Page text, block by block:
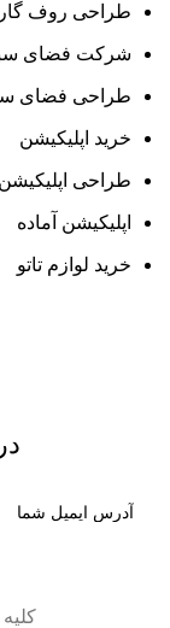
طراحی روف
شرکت فضای
طراحی فضای
خرید اپلیکیشن
طراحی اپلیکیشن
اپلیکیشن آماده
خرید لوازم تاتو